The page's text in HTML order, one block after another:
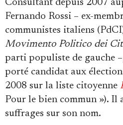
Consultant depuis 2007
Fernando Rossi – ex-
communistes italiens
Movimento Politico dei
parti populiste de gauche
porté candidat aux
2008 sur la liste citoyenne
Pour le bien commun »). Il
suffrages sur son nom.